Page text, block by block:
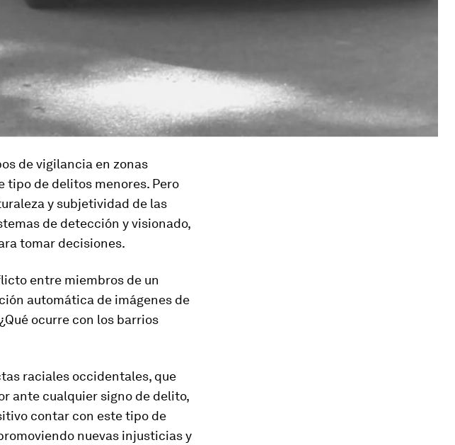
de vigilancia en zonas
tipo de delitos menores. Pero
y subjetividad de las
de detección y visionado,
tomar decisiones.
entre miembros de un
automática de imágenes de
ocurre con los barrios
raciales occidentales, que
ante cualquier signo de delito,
contar con este tipo de
nuevas injusticias y